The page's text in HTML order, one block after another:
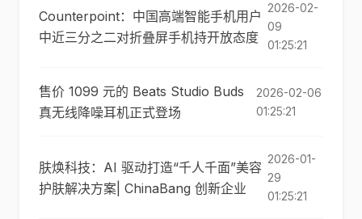
Counterpoint：中国高端智能手机用户
中近三分之二对折叠屏手机持开放态度
2026-02-
09
01:25:21
售价 1099 元的 Beats Studio Buds
真无线降噪耳机正式登场
2026-02-06
01:25:21
肤焕科技：AI 驱动打造“千人千面”美容
护肤解决方案| ChinaBang 创新企业
2026-01-
29
01:25:21